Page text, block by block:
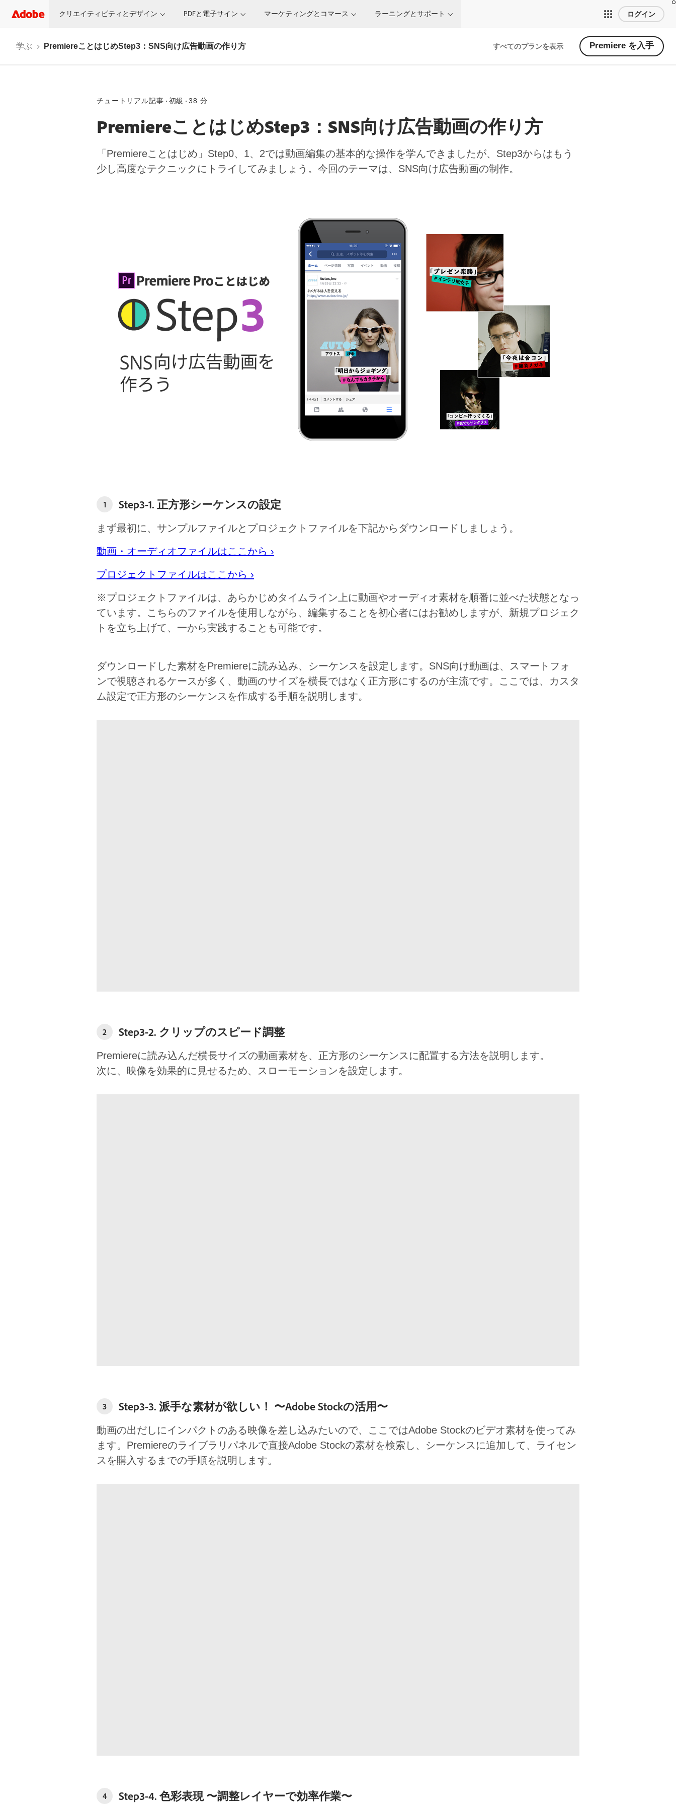
クリエイティビティとデザイン PDFと電子サイン マーケティングとコマース ラーニングとサポート ログイン
学ぶ PremiereことはじめStep3：SNS向け広告動画の作り方 すべてのプランを表示 Premiere を入手
チュートリアル記事 初級 38 分
PremiereことはじめStep3：SNS向け広告動画の作り方
「Premiereことはじめ」Step0、1、2では動画編集の基本的な操作を学んできましたが、Step3からはもう
少し高度なテクニックにトライしてみましょう。今回のテーマは、SNS向け広告動画の制作。
1 Step3-1. 正方形シーケンスの設定
まず最初に、サンプルファイルとプロジェクトファイルを下記からダウンロードしましょう。
動画・オーディオファイルはここから ›
プロジェクトファイルはここから ›
※プロジェクトファイルは、あらかじめタイムライン上に動画やオーディオ素材を順番に並べた状態となっ
ています。こちらのファイルを使用しながら、編集することを初心者にはお勧めしますが、新規プロジェク
トを立ち上げて、一から実践することも可能です。
ダウンロードした素材をPremiereに読み込み、シーケンスを設定します。SNS向け動画は、スマートフォ
ンで視聴されるケースが多く、動画のサイズを横長ではなく正方形にするのが主流です。ここでは、カスタ
ム設定で正方形のシーケンスを作成する手順を説明します。
2 Step3-2. クリップのスピード調整
Premiereに読み込んだ横長サイズの動画素材を、正方形のシーケンスに配置する方法を説明します。
次に、映像を効果的に見せるため、スローモーションを設定します。
3 Step3-3. 派手な素材が欲しい！ 〜Adobe Stockの活用〜
動画の出だしにインパクトのある映像を差し込みたいので、ここではAdobe Stockのビデオ素材を使ってみ
ます。Premiereのライブラリパネルで直接Adobe Stockの素材を検索し、シーケンスに追加して、ライセン
スを購入するまでの手順を説明します。
4 Step3-4. 色彩表現 〜調整レイヤーで効率作業〜